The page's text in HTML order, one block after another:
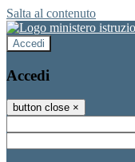
Salta al contenuto
Accedi
Accedi
button close ×